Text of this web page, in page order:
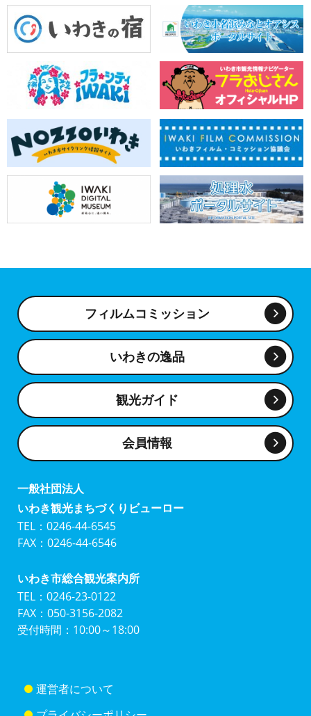
フィルムコミッション
いわきの逸品
観光ガイド
会員情報
一般社団法人
いわき観光まちづくりビューロー
TEL：0246-44-6545
FAX：0246-44-6546
いわき市総合観光案内所
TEL：0246-23-0122
FAX：050-3156-2082
受付時間：10:00～18:00
運営者について